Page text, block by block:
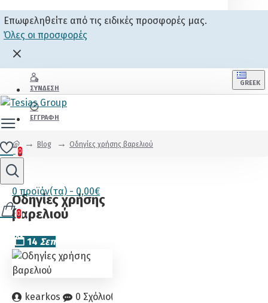
Επωφεληθείτε από τις ειδικές προσφορές μας.
Όλες οι προσφορές
ΣΎΝΔΕΣΗ
ΕΓΓΡΑΦΉ
GREEK
0
0 προϊόν(τα) - 0,00€
0
Blog Οδηγίες χρήσης βαρελιού
Οδηγίες χρήσης
βαρελιού
14 Σεπ
kearkos 0 Σχόλιο(α)